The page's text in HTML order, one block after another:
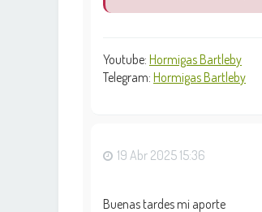
Youtube: Hormigas Bartleby
Telegram: Hormigas Bartleby
19 Abr 2025 15:36
Buenas tardes mi aporte